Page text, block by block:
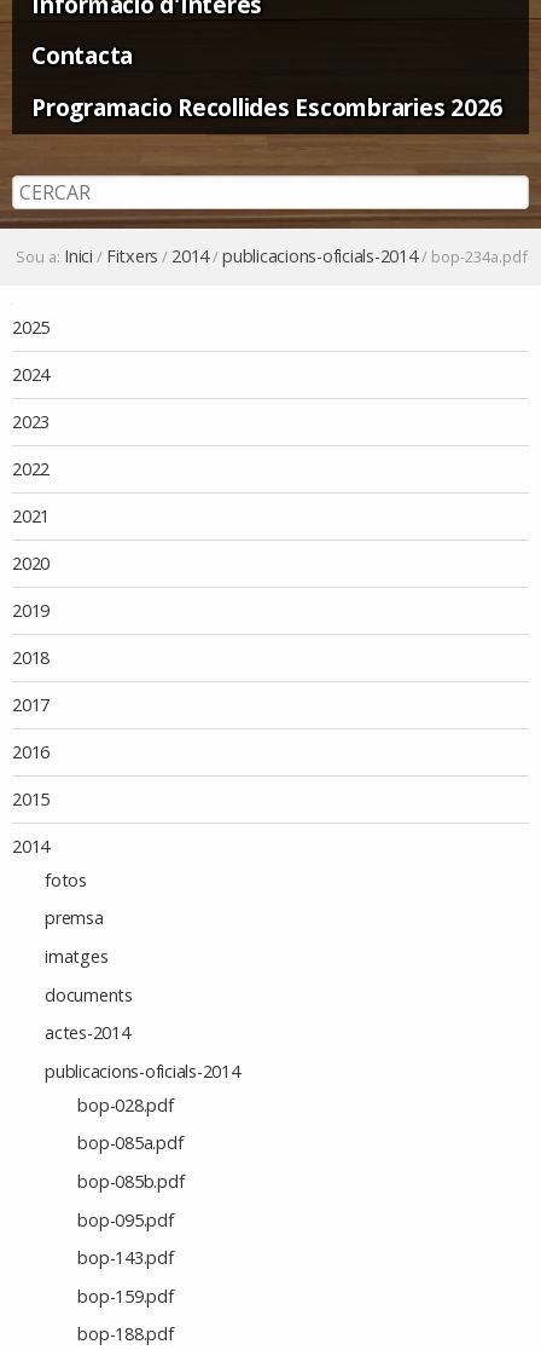
Contacta
Programacio Recollides Escombraries 2026
Sou a: Inici / Fitxers / 2014/publicacions-oficials-2014/ bop-234a.pdf
2025
2024
2023
2022
2021
2020
2019
2018
2017
2016
2015
2014
fotos
premsa
imatges
documents
actes-2014
publicacions-oficials-2014
bop-028.pdf
bop-085a.pdf
bop-085b.pdf
bop-095.pdf
bop-143.pdf
bop-159.pdf
bop-188.pdf